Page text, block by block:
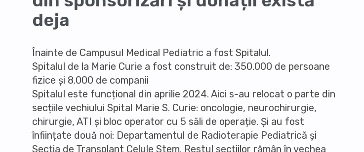
deja
Înainte de Campusul Medical Pediatric a fost Spitalul.
Spitalul de la Marie Curie a fost construit de: 350.000 de persoane
fizice și 8.000 de companii
Spitalul este funcțional din aprilie 2024. Aici s-au relocat o parte din
secțiile vechiului Spital Marie S. Curie: oncologie, neurochirurgie,
chirurgie, ATI și bloc operator cu 5 săli de operație. Și au fost
înființate două noi: Departamentul de Radioterapie Pediatrică și
Secția de Transplant Celule Stem. Restul secțiilor rămân în vechea